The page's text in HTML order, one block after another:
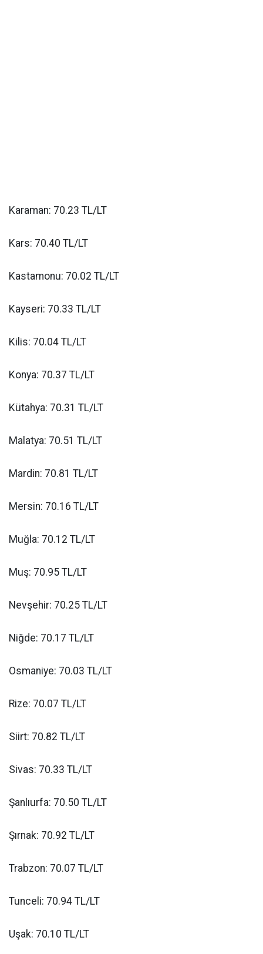
Karaman: 70.23 TL/LT
Kars: 70.40 TL/LT
Kastamonu: 70.02 TL/LT
Kayseri: 70.33 TL/LT
Kilis: 70.04 TL/LT
Konya: 70.37 TL/LT
Kütahya: 70.31 TL/LT
Malatya: 70.51 TL/LT
Mardin: 70.81 TL/LT
Mersin: 70.16 TL/LT
Muğla: 70.12 TL/LT
Muş: 70.95 TL/LT
Nevşehir: 70.25 TL/LT
Niğde: 70.17 TL/LT
Osmaniye: 70.03 TL/LT
Rize: 70.07 TL/LT
Siirt: 70.82 TL/LT
Sivas: 70.33 TL/LT
Şanlıurfa: 70.50 TL/LT
Şırnak: 70.92 TL/LT
Trabzon: 70.07 TL/LT
Tunceli: 70.94 TL/LT
Uşak: 70.10 TL/LT